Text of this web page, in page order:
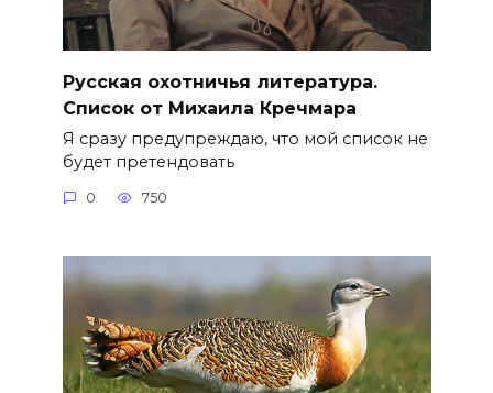
Русская охотничья литература.
Список от Михаила Кречмара
Я сразу предупреждаю, что мой список не
будет претендовать
0 750